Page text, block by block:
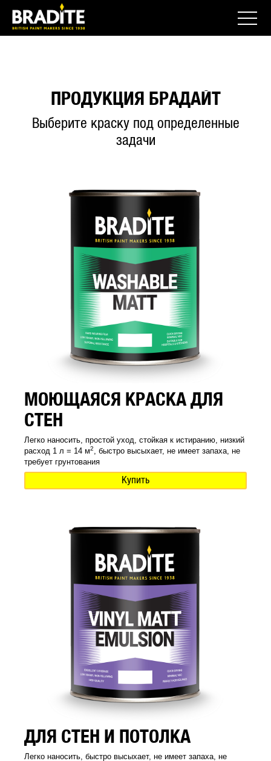
ПРОДУКЦИЯ БРАДАЙТ
Выберите краску под определенные
задачи
МОЮЩАЯСЯ КРАСКА ДЛЯ
СТЕН
Легко наносить, простой уход, стойкая к истиранию, низкий
расход 1 л = 14 м2
, быстро высыхает, не имеет запаха, не
требует грунтования
Купить
ДЛЯ СТЕН И ПОТОЛКА
Легко наносить, быстро высыхает, не имеет запаха, не